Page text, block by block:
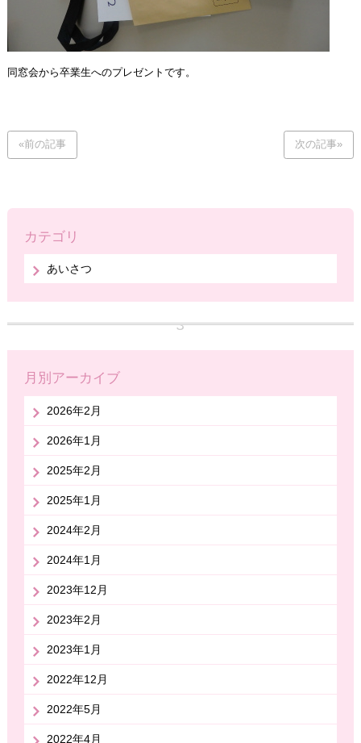
同窓会から卒業生へのプレゼントです。
«前の記事 次の記事»
カテゴリ
あいさつ
月別アーカイブ
2026年2月
2026年1月
2025年2月
2025年1月
2024年2月
2024年1月
2023年12月
2023年2月
2023年1月
2022年12月
2022年5月
2022年4月